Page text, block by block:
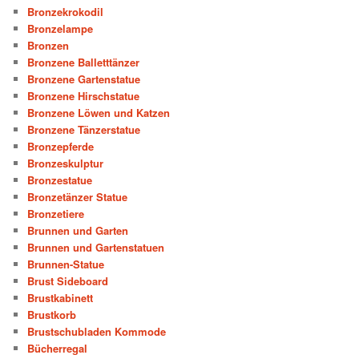
Bronzekrokodil
Bronzelampe
Bronzen
Bronzene Balletttänzer
Bronzene Gartenstatue
Bronzene Hirschstatue
Bronzene Löwen und Katzen
Bronzene Tänzerstatue
Bronzepferde
Bronzeskulptur
Bronzestatue
Bronzetänzer Statue
Bronzetiere
Brunnen und Garten
Brunnen und Gartenstatuen
Brunnen-Statue
Brust Sideboard
Brustkabinett
Brustkorb
Brustschubladen Kommode
Bücherregal